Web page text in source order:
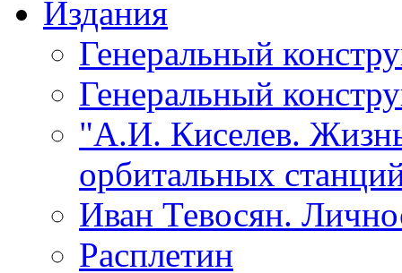
Издания
Генеральный
Генеральный
"А.И. Киселев.
орбитальных
Иван Тевосян.
Расплетин